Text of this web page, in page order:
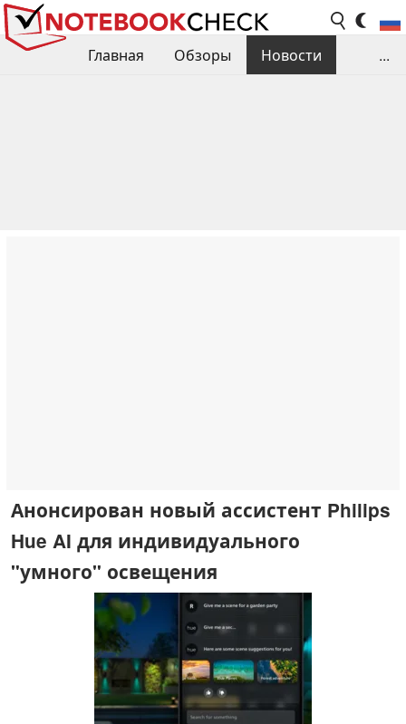
Главная Обзоры
Новости
...
Анонсирован новый ассистент Philips
Hue AI для индивидуального
"умного" освещения